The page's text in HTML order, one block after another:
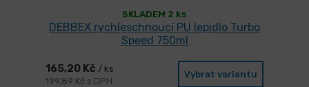
SKLADEM 2 ks
DEBBEX rychleschnoucí PU lepidlo Turbo
Speed 750ml
165,20 Kč / ks
199,89 Kč s DPH
Vybrat variantu